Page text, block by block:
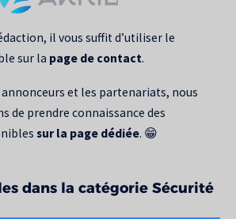
il vous suffit d’utiliser le
sur la page de contact.
et les partenariats, nous
de prendre connaissance des
sur la page dédiée. 😁
dans la catégorie Sécurité